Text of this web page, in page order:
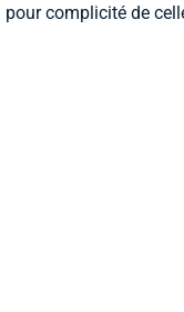
pour complicité de